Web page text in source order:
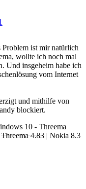
ist mir natürlich
wollte ich noch mal
Und insgeheim habe ich
vom Internet
und mithilfe von
blockiert.
10 - Threema
Threema 4.83 | Nokia 8.3